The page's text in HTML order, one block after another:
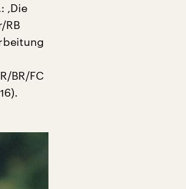
‚Die
RB
BR/FC